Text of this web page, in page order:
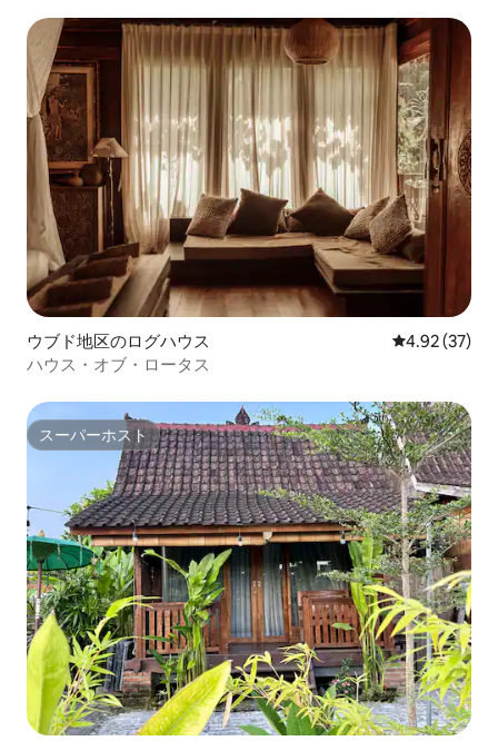
ウブド地区のログハウス レビュー37
4.92 (37)
ハウス・オブ・ロータス
スーパーホスト
スーパーホスト